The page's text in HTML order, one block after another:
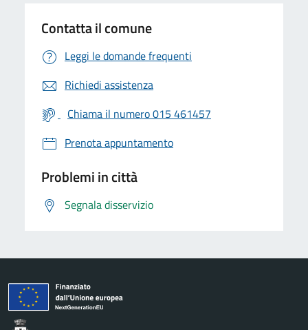
Contatta il comune
Leggi le domande frequenti
Richiedi assistenza
Chiama il numero 015 461457
Prenota appuntamento
Problemi in città
Segnala disservizio